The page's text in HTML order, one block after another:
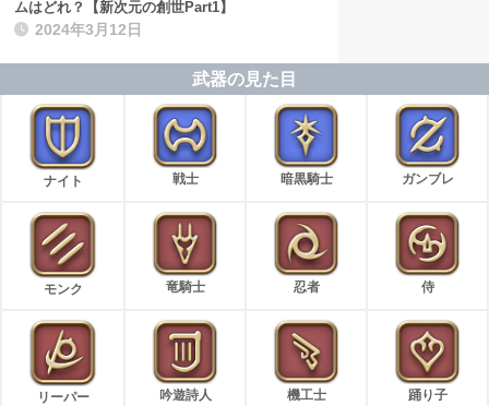
ムはどれ？【新次元の創世Part1】
2024年3月12日
武器の見た目
ナイト 戦士 暗黒騎士 ガンブレ
モンク 竜騎士 忍者 侍
リーパー 吟遊詩人 機工士 踊り子